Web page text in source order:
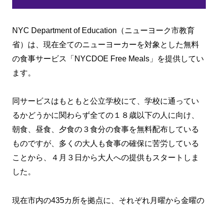
NYC Department of Education（ニューヨーク市教育
省）は、現在全てのニューヨーカーを対象とした無料
の食事サービス「NYCDOE Free Meals」を提供してい
ます。
同サービスはもともと公立学校にて、学校に通ってい
るかどうかに関わらず全ての１８歳以下の人に向け、
朝食、昼食、夕食の３食分の食事を無料配布している
ものですが、多くの大人も食事の確保に苦労している
ことから、４月３日から大人への提供もスタートしま
した。
現在市内の435カ所を拠点に、それぞれ月曜から金曜の